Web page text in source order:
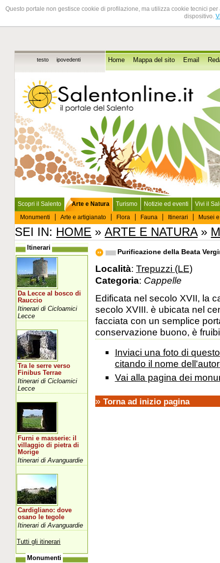
Questo portale non gestisce cookie di profilazione, ma utilizza cookie tecnici
dispositivo.
testo ipovedenti Home Mappa del sito Email
Scopri il Salento
Arte e Natura
Monumenti
Arte e artigianato Flora Fauna Itinerari Musei
Turismo Notizie ed eventi Vivi il
SEI IN: HOME »ARTE E NATURA»
Purificazione della Beata
Località: Trepuzzi (LE)
Categoria: Cappelle
Edificata nel secolo XVII, la
secolo XVIII. è ubicata nel
facciata con un semplice
conservazione buono, è
Inviaci una foto di
citando il nome
Vai alla pagina dei
» Torna ad inizio pagina
Itinerari
Da Lecce al bosco di
Rauccio
Itinerari di Cicloamici
Lecce
Tra le serre verso
Finibus Terrae
Itinerari di Cicloamici
Lecce
Furni e masserie: il
villaggio di pietra di
Morige
Itinerari di Avanguardie
Cardigliano: dove
osano le tegole
Itinerari di Avanguardie
Tutti gli itinerari
Monumenti